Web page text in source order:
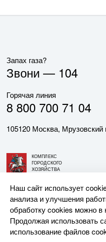
Запах газа?
Звони — 104
Горячая линия
8 800 700 71 04
105120 Москва, Мрузовский
КОМПЛЕКС
ГОРОДСКОГО
ХОЗЯЙСТВА
© АО «МОСГАЗ», 2026. При
ссылка на сайт обязательна.
Разработка и поддержка —
Наш сайт использует
анализа и улучшения
обработку cookies можно в
Продолжая использовать
использование файлов